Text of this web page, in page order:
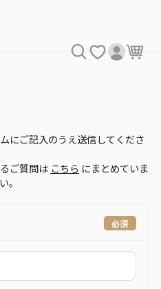
にご記入のうえ送信してくださ
ご質問は こちら にまとめていま
。